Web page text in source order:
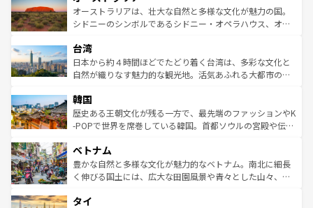
文化が魅力。旅行者はアメリカの各地域で異なる魅力を楽
しみながら、その多様性と豊かな歴史を感じることができ
ならではの贅沢な旅のスタイルだ。 なお、新着のアメリカ
情報はコンテンツ一覧を参照してほしい。
島だが、静かな自然を求めるならマウイ島やカウアイ島が
おすすめ。エメラルドグリーンに輝く海をはじめ、豊かな
れるおもてなしの心で訪れる人々を迎えてくれるハワイの
人々、おいしいローカルフードやハワイアンミュージッ
ク、伝統的なフラダンスなど、すべてがハワイの魅力を彩
ワイを、存分に味わってほしい。 なお、新着のハワイ情報
はコンテンツ一覧を参照してほしい。
オーストラリアは、壮大な自然と多様な文化が魅力の国。
シドニーのシンボルであるシドニー・オペラハウス、オー
リアリーフや大陸中央部にそびえるウルル（エアーズロッ
ク）、タスマニアの美しい原生林やケアンズの熱帯雨林な
ど、見どころがたくさん。また、カフェやワイン、オージ
いる。アクティビティも充実しており、サーフィンやダイ
ビング、ハイキングなど、アウトドア好きにはたまらな
い。オーストラリアの多彩な魅力を存分に味わいつくそ
参照してほしい。
台湾
日本から約４時間ほどでたどり着く台湾は、多彩な文化と
自然が織りなす魅力的な観光地。活気あふれる大都市の台
ン）、静ひつな山岳地帯である台湾東部など、都市の喧騒
と山間の静けさが共存しており、訪れる人に新しい発見と
驚きをもたらしてくれる。また、奥深い台湾の食文化も魅
容にもいいと評判のスイーツなど、バラエティ豊かな料理
が味わえる。 なお、新着の台湾情報は コンテンツ一覧を参
照してほしい。
韓国
歴史ある王朝文化が残る一方で、最先端のファッションやK
-POPで世界を席巻している韓国。首都ソウルの宮殿や伝統
き、地方に足を延ばせば四季折々の自然美を楽しむことが
できる。そして、キムチや焼肉、絶品のストリートフード
まで、さまざまな韓国料理が待っている。夜には、韓国な
リティに包まれながら、韓国の多彩な魅力を心ゆくまで味
ベトナム
豊かな自然と多様な文化が魅力的なベトナム。南北に細長
く伸びる国土には、広大な田園風景や青々とした山々、世
急速な発展と共に伝統が息づく。ハノイの古い町並みやホ
タイ